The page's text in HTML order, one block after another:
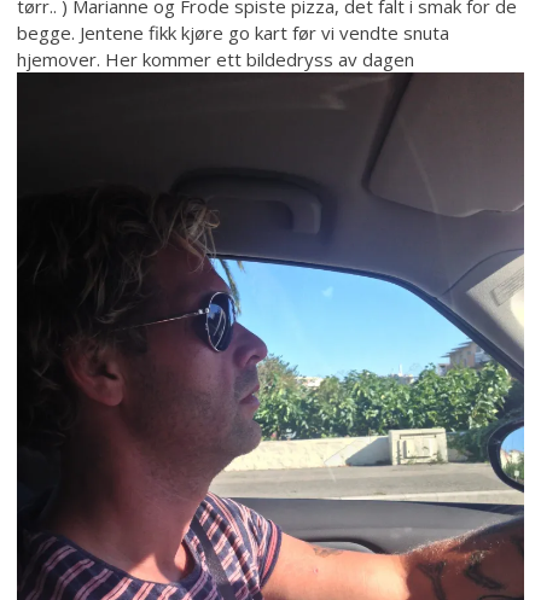
tørr.. ) Marianne og Frode spiste pizza, det falt i smak for de
begge. Jentene fikk kjøre go kart før vi vendte snuta
hjemover. Her kommer ett bildedryss av dagen